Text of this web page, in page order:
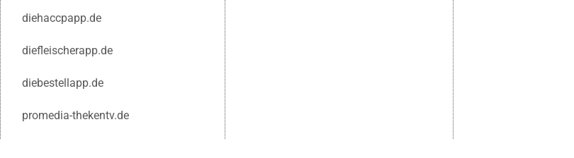
diehaccpapp.de
diefleischerapp.de
diebestellapp.de
promedia-thekentv.de